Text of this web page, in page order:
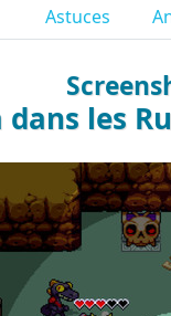
Astuces
dans les